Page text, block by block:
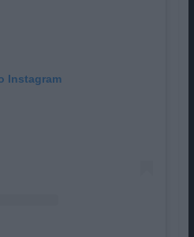
Instagram